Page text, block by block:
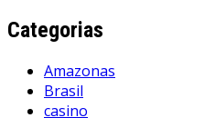
Categorias
Amazonas
Brasil
casino